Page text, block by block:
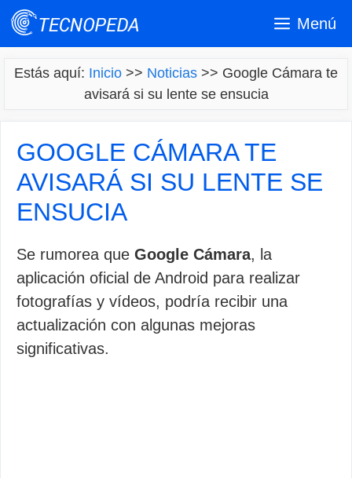
Saltar
Menú
Estás aquí: Inicio >> Noticias >> Google Cámara te
avisará si su lente se ensucia
GOOGLE CÁMARA TE
AVISARÁ SI SU LENTE SE
ENSUCIA
Se rumorea que Google Cámara, la
aplicación oficial de Android para realizar
fotografías y vídeos, podría recibir una
actualización con algunas mejoras
significativas.